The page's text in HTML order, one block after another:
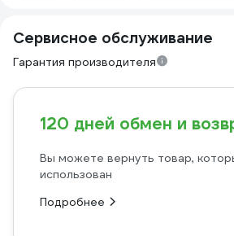
Сервисное обслуживание
Гарантия производителя
120 дней обмен и
Вы можете вернуть товар,
использован
Подробнее